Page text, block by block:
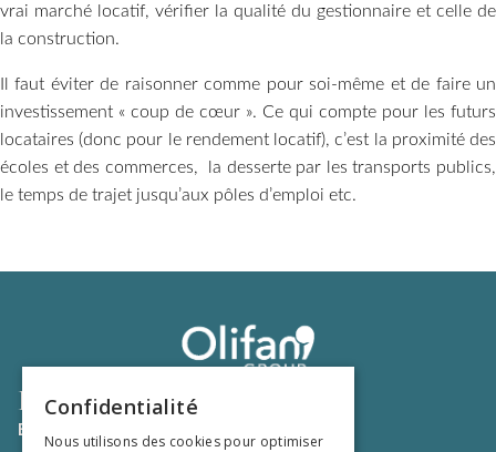
vrai marché locatif, vérifier la qualité du gestionnaire et celle de
la construction.
Il faut éviter de raisonner comme pour soi-même et de faire un
investissement « coup de cœur ». Ce qui compte pour les futurs
locataires (donc pour le rendement locatif), c’est la proximité des
écoles et des commerces, la desserte par les transports publics,
le temps de trajet jusqu’aux pôles d’emploi etc.
Liens utiles
Espace Client
Confidentialité
Nous utilisons des cookies pour optimiser